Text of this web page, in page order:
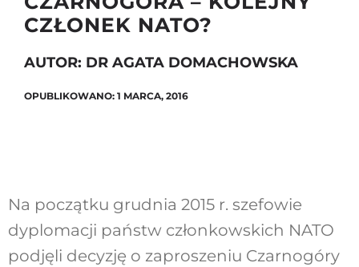
Szukaj
CZŁONEK NATO?
AUTOR: DR AGATA DOMACHOWSKA
OPUBLIKOWANO: 1 MARCA, 2016
Na początku grudnia 2015 r. szefowie
dyplomacji państw członkowskich NATO
podjęli decyzję o zaproszeniu Czarnogóry